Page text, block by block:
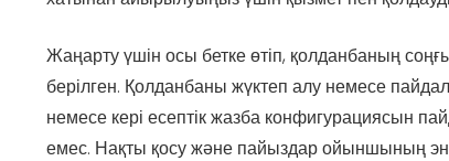
Жаңарту үшін осы бетке өтіп, қолданбаның
берілген. Қолданбаны жүктеп алу немесе
немесе кері есептік жазба конфигурациясын
емес. Нақты қосу және пайыздар ойыншының